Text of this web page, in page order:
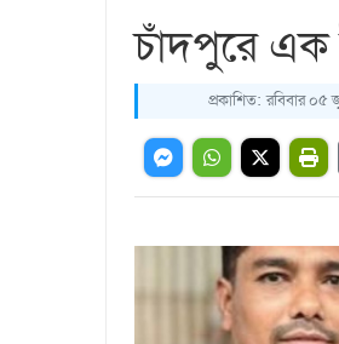
চাঁদপুরে এক
প্রকাশিত: রবিবার ০৫